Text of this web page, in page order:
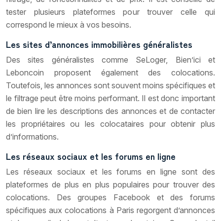
tester plusieurs plateformes pour trouver celle qui
correspond le mieux à vos besoins.
Les sites d’annonces immobilières généralistes
Des sites généralistes comme SeLoger, Bien’ici et
Leboncoin proposent également des colocations.
Toutefois, les annonces sont souvent moins spécifiques et
le filtrage peut être moins performant. Il est donc important
de bien lire les descriptions des annonces et de contacter
les propriétaires ou les colocataires pour obtenir plus
d’informations.
Les réseaux sociaux et les forums en ligne
Les réseaux sociaux et les forums en ligne sont des
plateformes de plus en plus populaires pour trouver des
colocations. Des groupes Facebook et des forums
spécifiques aux colocations à Paris regorgent d’annonces